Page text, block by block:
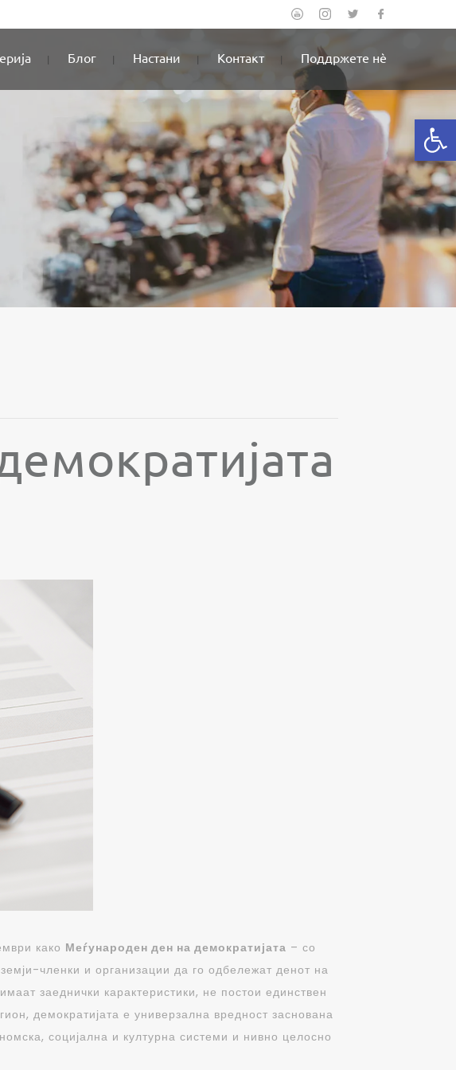
Блог Настани Контакт Поддржете нè
како Меѓународен ден на демократијата – со
членки и организации да го одбележат денот на
заеднички карактеристики, не постои единствен
демократијата е универзална вредност заснована
социјална и културна системи и нивно целосно